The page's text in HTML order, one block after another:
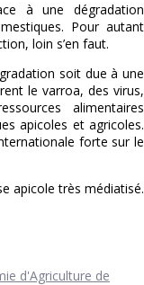
à une dégradation
Pour autant
loin s’en faut.
soit due à une
le varroa, des virus,
alimentaires
apicoles et agricoles.
forte sur le
apicole très médiatisé.
d'Agriculture de